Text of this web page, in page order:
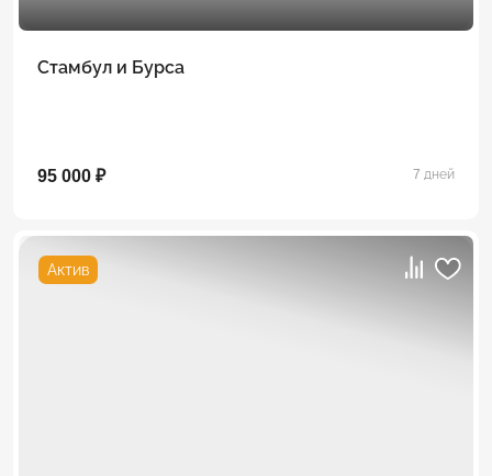
Стамбул и Бурса
95 000 ₽ 7 дней
Актив